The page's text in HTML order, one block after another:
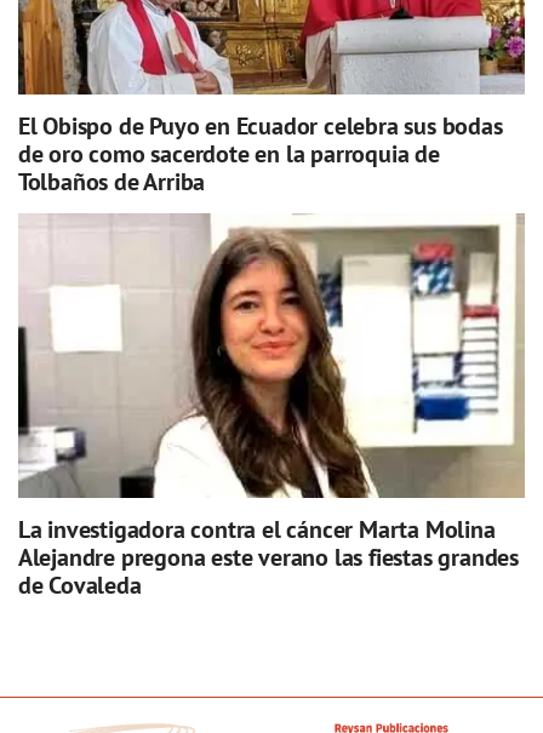
El Obispo de Puyo en Ecuador celebra sus bodas
de oro como sacerdote en la parroquia de
Tolbaños de Arriba
La investigadora contra el cáncer Marta Molina
Alejandre pregona este verano las fiestas grandes
de Covaleda